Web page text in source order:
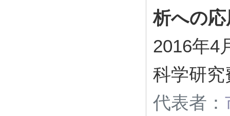
析への応
2016年4
科学研
代表者：